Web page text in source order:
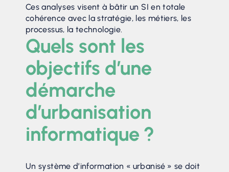
Ces analyses visent à bâtir un SI en totale
cohérence avec la stratégie, les métiers, les
processus, la technologie.
Quels sont les
objectifs d’une
démarche
d’urbanisation
informatique ?
Un système d’information « urbanisé » se doit